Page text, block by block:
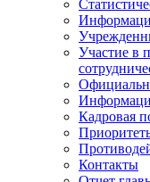
Участие в
Кадровая
Контакты